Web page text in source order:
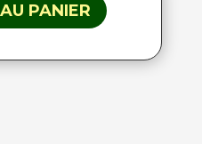
PANIER